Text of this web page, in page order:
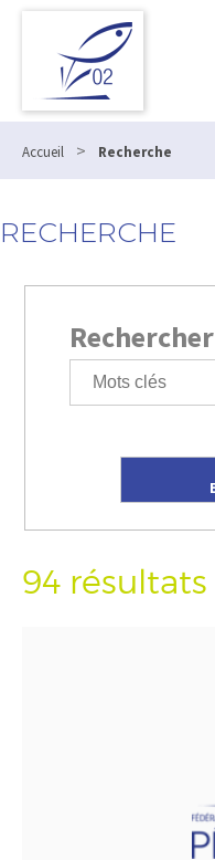
Accueil > Recherche
RECHERCHE
Rechercher
94 résultats